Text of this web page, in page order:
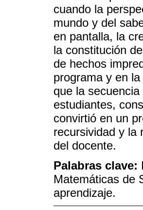
cuando la
mundo y del
en pantalla, la
la constitución
de hechos
programa y en
que la
estudiantes,
convirtió en un
recursividad y la
del docente.
Palabras clave:
Matemáticas de
aprendizaje.